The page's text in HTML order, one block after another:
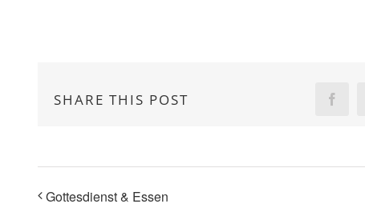
SHARE THIS POST
Gottesdienst & Essen